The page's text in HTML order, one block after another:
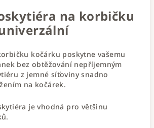
na korbičku
kočárku poskytne vašemu
bez obtěžování nepříjemným
z jemné síťoviny snadno
na kočárek.
je vhodná pro většinu